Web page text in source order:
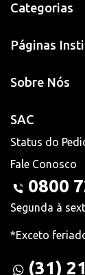
Categorias
Páginas
Sobre Nós
SAC
Status do
Fale Conosco
0800
Segunda à
*Exceto
(31)